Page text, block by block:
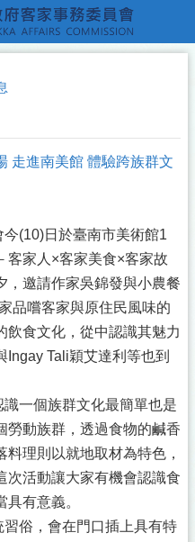
走進南美館 體驗跨族群文
(10)日於臺南市美術館1
客家人×客家美食×客家故
，邀請作家吳錦發與小農餐
品嚐客家與原住民風味的
飲食文化，從中認識其魅力
Ingay Tali穎艾達利等也到
一個族群文化最簡單也是
勞動族群，透過食物的鹹香
理則以就地取材為特色，
次活動讓大家有機會認識食
有意義。
俗，會在門口插上具有特